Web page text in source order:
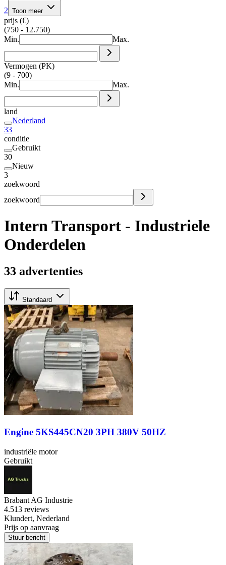
2 Toon meer
prijs (€)
(750 - 12.750)
Min.
Max.
Vermogen (PK)
(9 - 700)
Min.
Max.
land
Nederland
33
conditie
Gebruikt
30
Nieuw
3
zoekwoord
zoekwoord
Intern Transport - Industriele
Onderdelen
33 advertenties
Standaard
Engine 5KS445CN20 3PH 380V 50HZ
industriële motor
Gebruikt
Brabant AG Industrie
4.513 reviews
Klundert, Nederland
Prijs op aanvraag
Stuur bericht